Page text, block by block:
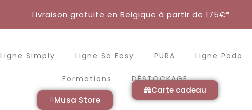
Livraison gratuite en Belgique à partir de 175€*
Ligne Simply Ligne So Easy PURA Ligne Podo
Formations DÉSTOCKAGE
Musa Store
Carte cadeau